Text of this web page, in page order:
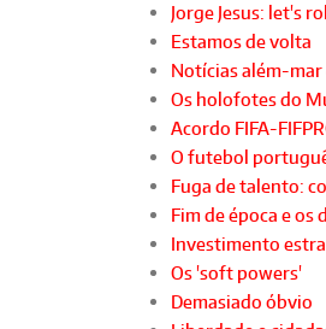
Jorge Jesus: let's roll
Estamos de volta
Notícias além-mar
Os holofotes do
Acordo FIFA-
O futebol
Fuga de talento:
Fim de época e os
Investimento
Os 'soft powers'
Demasiado óbvio